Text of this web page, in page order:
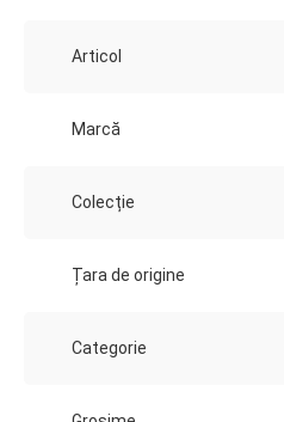
Articol
Marcă
Colecție
Țara de origine
Categorie